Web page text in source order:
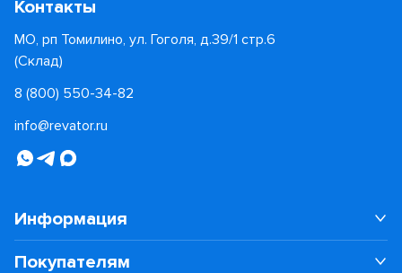
Контакты
МО, рп Томилино, ул. Гоголя, д.39/1 стр.6
(Склад)
8 (800) 550-34-82
info@revator.ru
Информация
Покупателям